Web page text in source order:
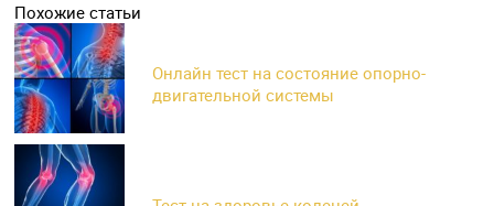
Похожие статьи
Онлайн тест на состояние опорно-
двигательной системы